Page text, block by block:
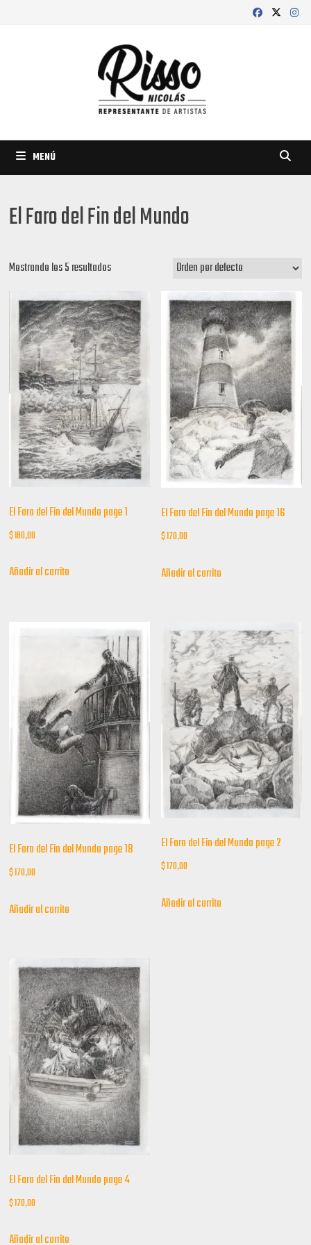
MENÚ
El Faro del Fin del Mundo
Mostrando los 5 resultados
El Faro del Fin del Mundo page 1
$180,00
Añadir al carrito
El Faro del Fin del Mundo page 16
$170,00
Añadir al carrito
El Faro del Fin del Mundo page 18
$170,00
Añadir al carrito
El Faro del Fin del Mundo page 2
$170,00
Añadir al carrito
El Faro del Fin del Mundo page 4
$170,00
Añadir al carrito